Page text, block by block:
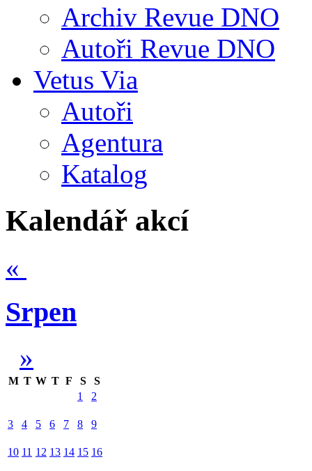
Archiv Revue DNO
Autoři Revue DNO
Vetus Via
Autoři
Agentura
Katalog
Kalendář akcí
«
Srpen
»
M T W T F S
S
1
2
3 4 5 6 7 8 9
10 11 12 13 14 15 16